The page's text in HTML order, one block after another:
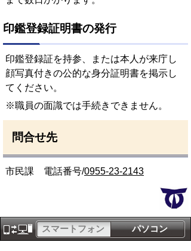
印鑑登録証明書の発行
印鑑登録証を持参、または本人が来庁し
顔写真付きの公的な身分証明書を掲示し
てください。
※職員の面識では手続きできません。
問合せ先
市民課 電話番号/0955-23-2143
パソコン
スマートフォン